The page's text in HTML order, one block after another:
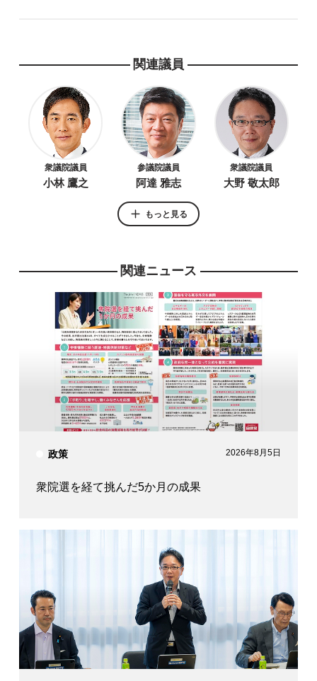
関連議員
衆議院議員
小林 鷹之
参議院議員
阿達 雅志
衆議院議員
大野 敬太郎
滝波 宏文 平 将明 山下 貴司
参議院議員
山田 太郎
衆議院議員
大塚 拓
もっと見る
関連ニュース
政策 2026年8月5日
衆院選を経て挑んだ5か月の成果